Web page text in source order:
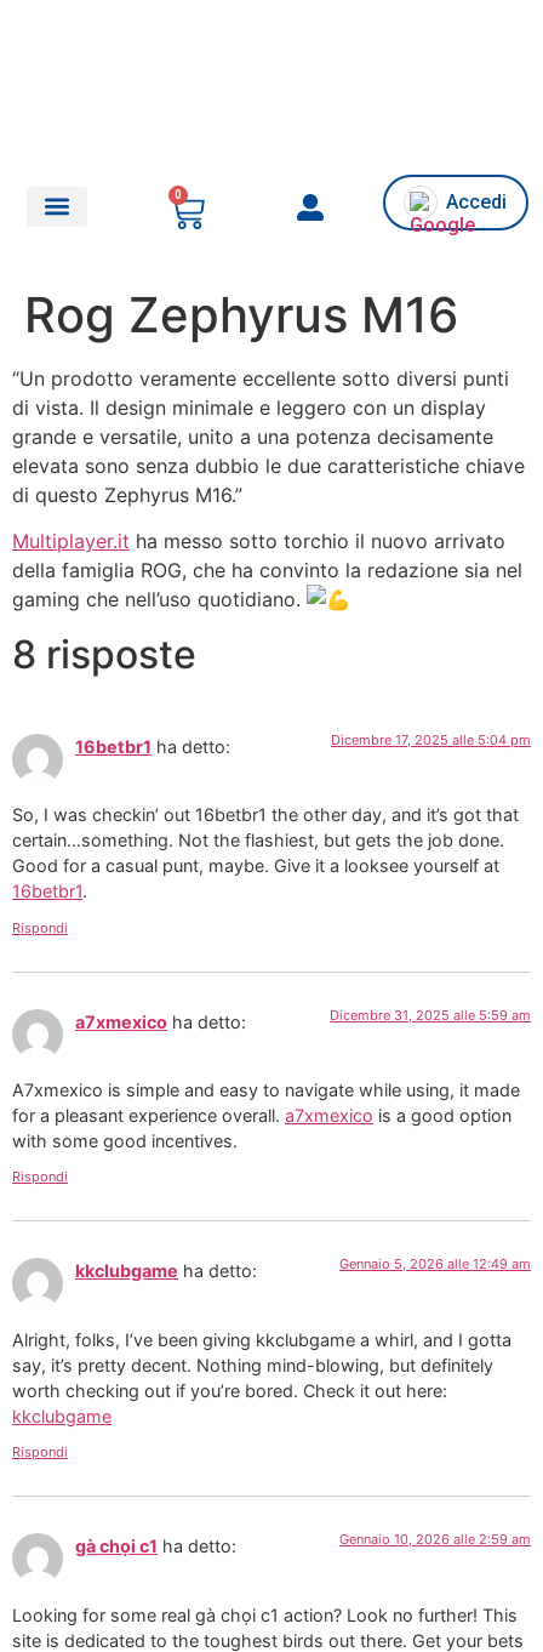
0 Accedi
Rog Zephyrus M16
“Un prodotto veramente eccellente sotto diversi punti
di vista. Il design minimale e leggero con un display
grande e versatile, unito a una potenza decisamente
elevata sono senza dubbio le due caratteristiche chiave
di questo Zephyrus M16.”
Multiplayer.it ha messo sotto torchio il nuovo arrivato
della famiglia ROG, che ha convinto la redazione sia nel
gaming che nell’uso quotidiano.
8 risposte
16betbr1 ha detto: Dicembre 17, 2025 alle 5:04 pm
So, I was checkin’ out 16betbr1 the other day, and it’s got that
certain…something. Not the flashiest, but gets the job done.
Good for a casual punt, maybe. Give it a looksee yourself at
16betbr1.
Rispondi
a7xmexico ha detto: Dicembre 31, 2025 alle 5:59 am
A7xmexico is simple and easy to navigate while using, it made
for a pleasant experience overall. a7xmexico is a good option
with some good incentives.
Rispondi
kkclubgame ha detto: Gennaio 5, 2026 alle 12:49 am
Alright, folks, I’ve been giving kkclubgame a whirl, and I gotta
say, it’s pretty decent. Nothing mind-blowing, but definitely
worth checking out if you’re bored. Check it out here:
kkclubgame
Rispondi
gà chọi c1 ha detto: Gennaio 10, 2026 alle 2:59 am
Looking for some real gà chọi c1 action? Look no further! This
site is dedicated to the toughest birds out there. Get your bets